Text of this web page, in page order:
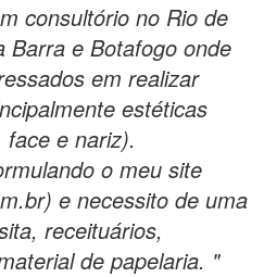
consultório no Rio de
Barra e Botafogo onde
em realizar
estéticas
e nariz).
o meu site
e necessito de uma
receituários,
de papelaria. "